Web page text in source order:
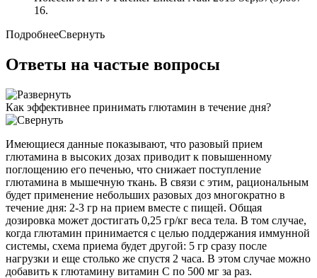
16.
ПодробнееСвернуть
Ответы на частые вопросы
Как эффективнее принимать глютамин в течение дня?
Имеющиеся данные показывают, что разовый прием
глютамина в высоких дозах приводит к повышенному
поглощению его печенью, что снижает поступление
глютамина в мышечную ткань. В связи с этим, рациональным
будет применение небольших разовых доз многократно в
течение дня: 2-3 гр на прием вместе с пищей. Общая
дозировка может достигать 0,25 гр/кг веса тела. В том случае,
когда глютамин принимается с целью поддержания иммунной
системы, схема приема будет другой: 5 гр сразу после
нагрузки и еще столько же спустя 2 часа. В этом случае можно
добавить к глютамину витамин С по 500 мг за раз.